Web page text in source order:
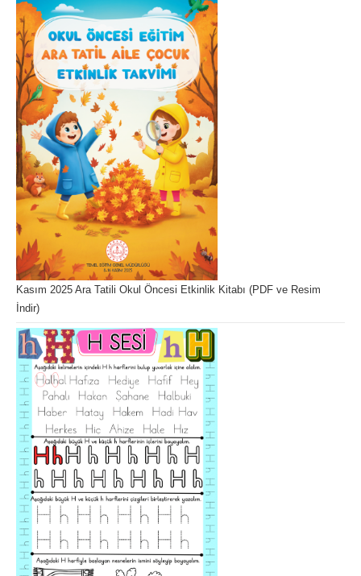
Kasım 2025 Ara Tatili Okul Öncesi Etkinlik Kitabı (PDF ve Resim
İndir)